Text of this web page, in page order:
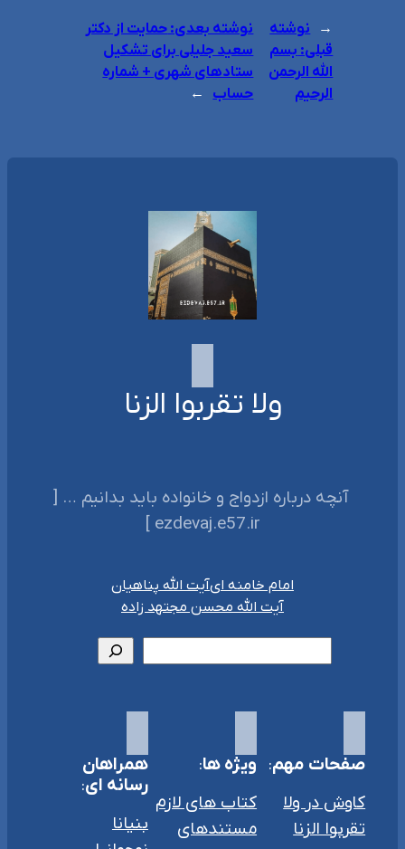
← نوشته
قبلی:بسم
الله الرحمن
الرحیم
نوشته بعدی:حمایت از دکتر
سعید جلیلی برای تشکیل
ستادهای شهری + شماره
حساب
→
ولا تقربوا الزنا
‌‌‌ آنچه درباره ازدواج و خانواده باید بدانیم … [
ezdevaj.e57.ir ]‌
امام خامنه ایآیت الله پناهیان
آیت الله محسن مجتهد زاده
صفحات مهم:
کاوش در ولا
تقربوا الزنا
ویژه ها:
کتاب های لازم
مستندهای
همراهان
رسانه ای:
بنیانا